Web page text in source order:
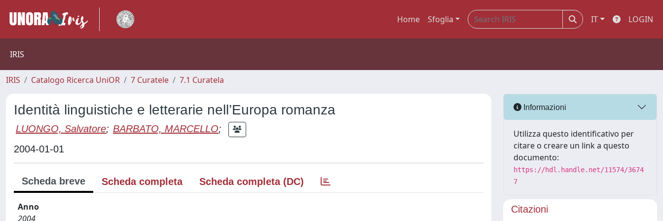
Home Sfoglia IT LOGIN
IRIS
IRIS Catalogo Ricerca UniOR 7 Curatele 7.1 Curatela
Identità linguistiche e letterarie nell’Europa romanza
LUONGO, Salvatore; BARBATO, MARCELLO;
2004-01-01
Scheda breve Scheda completa Scheda completa (DC)
Anno
2004
Informazioni
Utilizza questo identificativo per
citare o creare un link a questo
documento:
https://hdl.handle.net/11574/3674
7
Citazioni